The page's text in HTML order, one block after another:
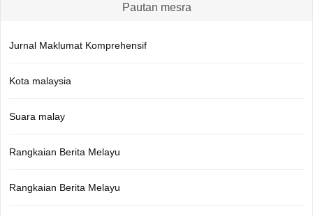
Pautan mesra
Jurnal Maklumat Komprehensif
Kota malaysia
Suara malay
Rangkaian Berita Melayu
Rangkaian Berita Melayu